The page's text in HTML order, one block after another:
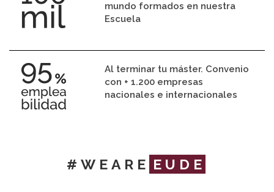
mundo formados en nuestra
Escuela
Al terminar tu máster. Convenio
con + 1.200 empresas
nacionales e internacionales
#WEARE EUDE